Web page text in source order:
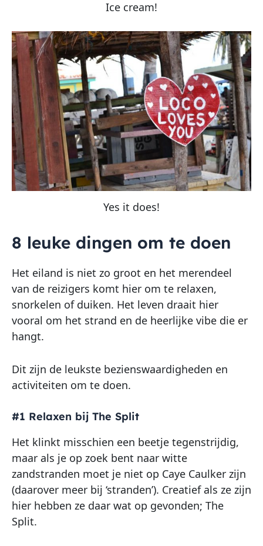
Ice cream!
Yes it does!
8 leuke dingen om te doen
Het eiland is niet zo groot en het merendeel
van de reizigers komt hier om te relaxen,
snorkelen of duiken. Het leven draait hier
vooral om het strand en de heerlijke vibe die er
hangt.
Dit zijn de leukste bezienswaardigheden en
activiteiten om te doen.
#1 Relaxen bij The Split
Het klinkt misschien een beetje tegenstrijdig,
maar als je op zoek bent naar witte
zandstranden moet je niet op Caye Caulker zijn
(daarover meer bij ‘stranden’). Creatief als ze zijn
hier hebben ze daar wat op gevonden; The
Split.